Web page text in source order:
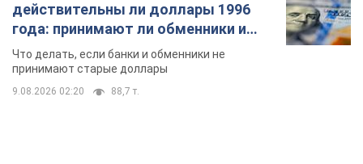
действительны ли доллары 1996
года: принимают ли обменники и
банки такие купюры
Что делать, если банки и обменники не
принимают старые доллары
9.08.2026 02:20 88,7 т.